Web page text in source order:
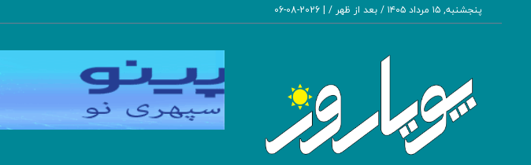
پنجشنبه, ۱۵ مرداد ۱۴۰۵ / بعد از ظهر / |
2026-08-06